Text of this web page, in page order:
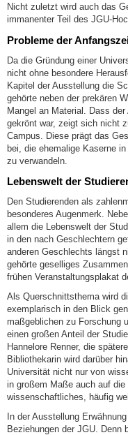
Nicht zuletzt wird auch das
immanenter Teil des JGU-
Probleme der
Da die Gründung einer
nicht ohne besondere
Kapitel der Ausstellung die
gehörte neben der prekären
Mangel an Material. Dass
gekrönt war, zeigt sich nicht
Campus. Diese prägt das
bei, die ehemalige Kaserne
zu verwandeln.
Lebenswelt der
Den Studierenden als
besonderes Augenmerk.
allem die Lebenswelt der
in den nach Geschlechtern
anderen Geschlechts längst
gehörte geselliges
frühen Veranstaltungsplakat
Als Querschnittsthema wird
exemplarisch in den Blick
maßgeblichen zu Forschung
einen großen Anteil der
Hannelore Renner, die
Bibliothekarin wird darüber
Universität nicht nur von
in großem Maße auch auf
wissenschaftliches, häufig
In der Ausstellung
Beziehungen der JGU. Denn